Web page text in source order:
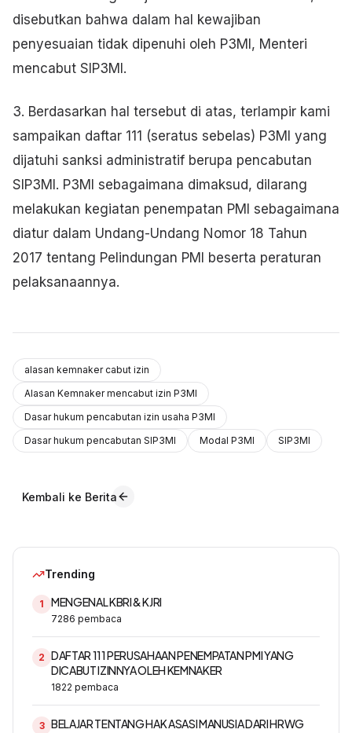
disebutkan bahwa dalam hal kewajiban
penyesuaian tidak dipenuhi oleh P3MI, Menteri
mencabut SIP3MI.
3. Berdasarkan hal tersebut di atas, terlampir kami
sampaikan daftar 111 (seratus sebelas) P3MI yang
dijatuhi sanksi administratif berupa pencabutan
SIP3MI. P3MI sebagaimana dimaksud, dilarang
melakukan kegiatan penempatan PMI sebagaimana
diatur dalam Undang-Undang Nomor 18 Tahun
2017 tentang Pelindungan PMI beserta peraturan
pelaksanaannya.
alasan kemnaker cabut izin
Alasan Kemnaker mencabut izin P3MI
Dasar hukum pencabutan izin usaha P3MI
Dasar hukum pencabutan SIP3MI
Modal P3MI SIP3MI
Kembali ke Berita
Trending
1 MENGENAL KBRI & KJRI
7286 pembaca
2 DAFTAR 111 PERUSAHAAN PENEMPATAN PMI YANG
DICABUT IZINNYA OLEH KEMNAKER
1822 pembaca
3 BELAJAR TENTANG HAK ASASI MANUSIA DARI HRWG